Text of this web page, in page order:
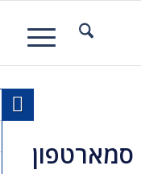
סמארטפון